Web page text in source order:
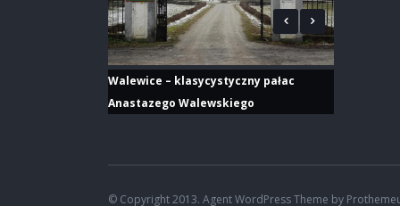
Walewice – klasycystyczny pałac
Anastazego Walewskiego
© Copyright 2013. Agent WordPress Theme by